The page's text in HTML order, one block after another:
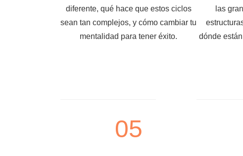
diferente, qué hace que estos ciclos
sean tan complejos, y cómo cambiar tu
mentalidad para tener éxito.
las
dónde
05